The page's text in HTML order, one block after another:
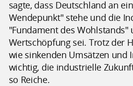
sagte, dass Deutschland an
Wendepunkt" stehe und die
"Fundament des Wohlstands"
Wertschöpfung sei. Trotz der
wie sinkenden Umsätzen und
wichtig, die industrielle
so Reiche.